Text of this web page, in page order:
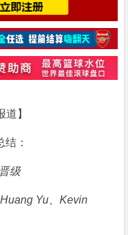
道】
：
级
Yu、Kevin